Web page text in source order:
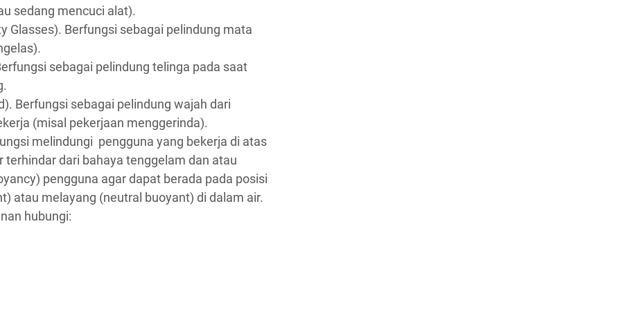
sedang mencuci alat).
Glasses). Berfungsi sebagai pelindung mata
sebagai pelindung telinga pada saat
Berfungsi sebagai pelindung wajah dari
(misal pekerjaan menggerinda).
melindungi pengguna yang bekerja di atas
terhindar dari bahaya tenggelam dan atau
pengguna agar dapat berada pada posisi
atau melayang (neutral buoyant) di dalam air.
hubungi: